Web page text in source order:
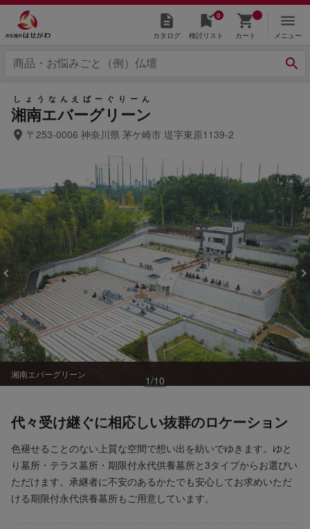
カタログ
0
検討リスト カート メニュー
湘南エバーグリーン
しょうなんえばーぐりーん
〒253-0006 神奈川県 茅ケ崎市 堤字東原1139-2
湘南エバーグリーン 1/10
代々受け継ぐに相応しい抜群のロケーション
色褪せることのない上質な空間で想い出を紡いでゆきます。ゆと
り墓所・テラス墓所・期限付永代供養墓所と3タイプからお選びい
ただけます。承継者に不安のあるかたでも安心してお求めいただ
ける期限付永代供養墓所もご用意しています。